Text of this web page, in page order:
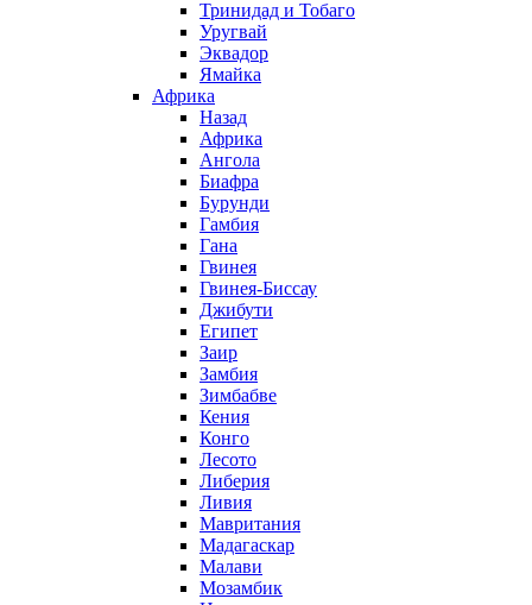
Тринидад и Тобаго
Уругвай
Эквадор
Ямайка
Африка
Назад
Африка
Ангола
Биафра
Бурунди
Гамбия
Гана
Гвинея
Гвинея-Биссау
Джибути
Египет
Заир
Замбия
Зимбабве
Кения
Конго
Лесото
Либерия
Ливия
Мавритания
Мадагаскар
Малави
Мозамбик